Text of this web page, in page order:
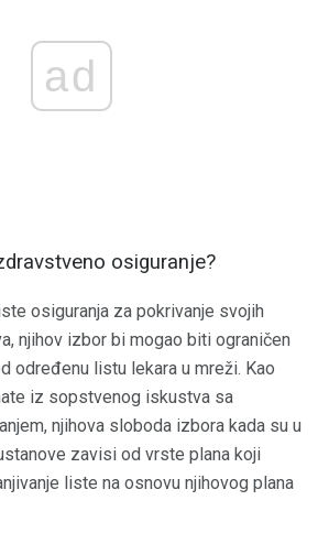
ad
osiguranje?
osiguranja za pokrivanje svojih
njihov izbor bi mogao biti ograničen
određenu listu lekara u mreži. Kao
iz sopstvenog iskustva sa
njihova sloboda izbora kada su u
zavisi od vrste plana koji
liste na osnovu njihovog plana